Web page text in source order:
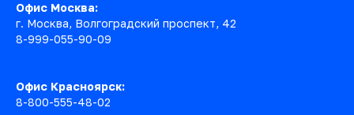
Офис Москва:
г. Москва, Волгоградский проспект, 42
8-999-055-90-09
Офис Красноярск:
8-800-555-48-02